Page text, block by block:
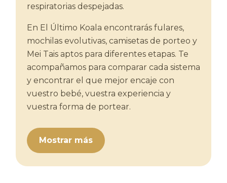
respiratorias despejadas.
En El Último Koala encontrarás fulares,
mochilas evolutivas, camisetas de porteo y
Mei Tais aptos para diferentes etapas. Te
acompañamos para comparar cada sistema
y encontrar el que mejor encaje con
vuestro bebé, vuestra experiencia y
vuestra forma de portear.
Mostrar más